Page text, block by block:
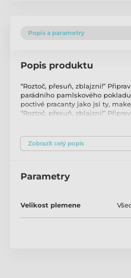
Popis a parametry
Popis produktu
“Roztoč, přesuň, zblajzni!”
parádního pamlskového
poctivé pracanty jako jsi ty,
“Roztoč, přesuň, zblajzni!”
S Workerem žádná nuda
nadchne, že se vykašleš na
všech páníčků o unaveném a
Pamlskový hlavolam WORKER
Zobrazit celý popis
Parametry
Velikost plemene